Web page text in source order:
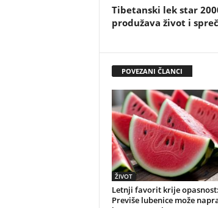
Tibetanski lek star
produžava život i
POVEZANI ČLANCI
ŽIVOT
Letnji favorit krije opasnost:
Previše lubenice može